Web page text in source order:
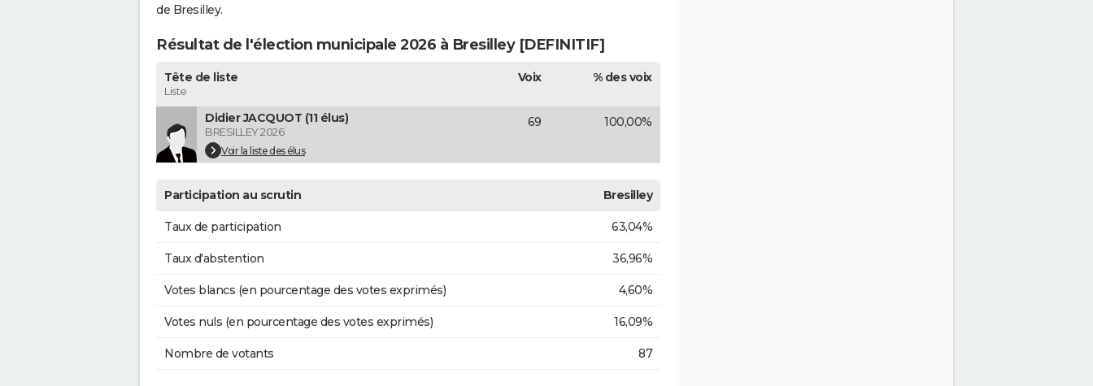
de Bresilley.
Résultat de l'élection municipale 2026 à Bresilley [DEFINITIF]
Tête de liste
Liste
Voix % des voix
Didier JACQUOT (11 élus)
BRESILLEY 2026
Voir la liste des élus
69 100,00%
Participation au scrutin Bresilley
Taux de participation 63,04%
Taux d'abstention 36,96%
Votes blancs (en pourcentage des votes exprimés) 4,60%
Votes nuls (en pourcentage des votes exprimés) 16,09%
Nombre de votants 87